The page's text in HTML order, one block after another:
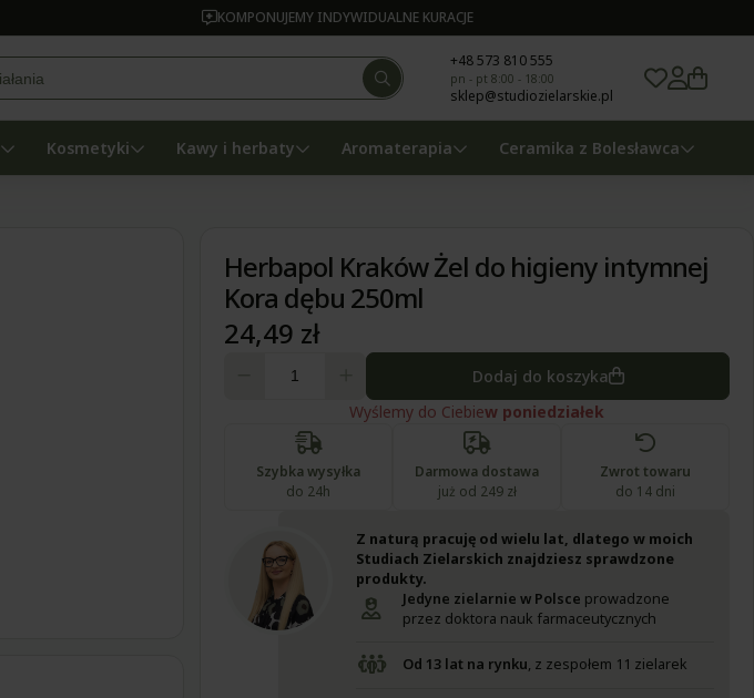
KOMPONUJEMY INDYWIDUALNE KURACJE
+48 573 810 555
pn - pt 8:00 - 18:00
sklep@studiozielarskie.pl
Kosmetyki Kawy i herbaty Aromaterapia Ceramika z Bolesławca
Herbapol Kraków Żel do higieny intymnej
Kora dębu 250ml
24,49 zł
Dodaj do koszyka
Wyślemy do Ciebiew poniedziałek
Szybka wysyłka
do 24h
Darmowa dostawa
już od 249 zł
Zwrot towaru
do 14 dni
Z naturą pracuję od wielu lat, dlatego w moich
Studiach Zielarskich znajdziesz sprawdzone
produkty.
Jedyne zielarnie w Polsce prowadzone
przez doktora nauk farmaceutycznych
Od 13 lat na rynku, z zespołem 11 zielarek